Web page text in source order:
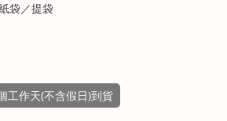
袋／提袋
工作天(不含假日)到貨